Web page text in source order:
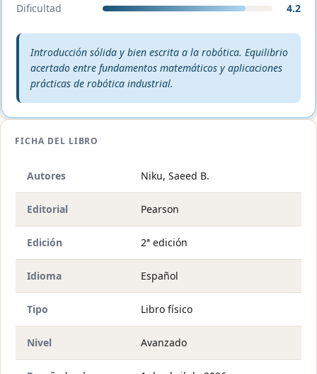
Dificultad
4.2
Veredicto editorial:
Introducción sólida y bien escrita a la robótica. Equilibrio
acertado entre fundamentos matemáticos y aplicaciones
prácticas de robótica industrial.
FICHA DEL LIBRO
Autores Niku, Saeed B.
Editorial Pearson
Edición 2ª edición
Idioma Español
Tipo Libro físico
Nivel Avanzado